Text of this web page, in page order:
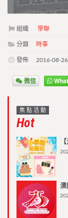
組織 學聯
分類 時事
發佈 2016-08-26
微信
焦點活動
Hot
澳